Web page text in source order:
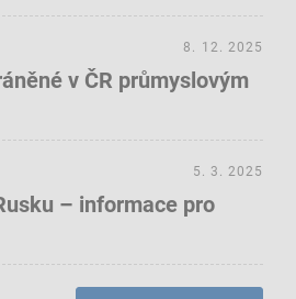
v ČR průmyslovým
8. 12. 2025
– informace pro
5. 3. 2025